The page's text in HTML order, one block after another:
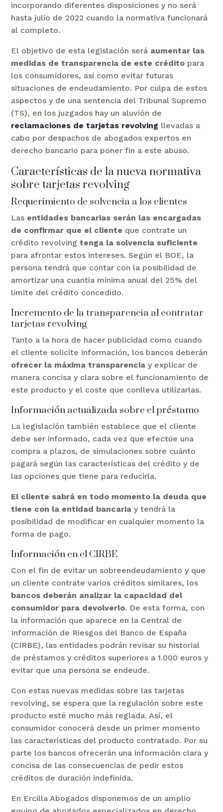
incorporando diferentes disposiciones y no será
hasta julio de 2022 cuando la normativa funcionará
al completo.
El objetivo de esta legislación será aumentar las
medidas de transparencia de este crédito para
los consumidores, así como evitar futuras
situaciones de endeudamiento. Por culpa de estos
aspectos y de una sentencia del Tribunal Supremo
(TS), en los juzgados hay un aluvión de
reclamaciones de tarjetas revolving llevadas a
cabo por despachos de abogados expertos en
derecho bancario para poner fin a este abuso.
Características de la nueva normativa
sobre tarjetas revolving
Requerimiento de solvencia a los clientes
Las entidades bancarias serán las encargadas
de confirmar que el cliente que contrate un
crédito revolvingtenga la solvencia suficiente
para afrontar estos intereses. Según el BOE, la
persona tendrá que contar con la posibilidad de
amortizar una cuantía mínima anual del 25% del
límite del crédito concedido.
Incremento de la transparencia al contratar
tarjetas revolving
Tanto a la hora de hacer publicidad como cuando
el cliente solicite información, los bancos deberán
ofrecer la máxima transparencia y explicar de
manera concisa y clara sobre el funcionamiento de
este producto y el coste que conlleva utilizarlas.
Información actualizada sobre el préstamo
La legislación también establece que el cliente
debe ser informado, cada vez que efectúe una
compra a plazos, de simulaciones sobre cuánto
pagará según las características del crédito y de
las opciones que tiene para reducirla.
El cliente sabrá en todo momento la deuda que
tiene con la entidad bancaria y tendrá la
posibilidad de modificar en cualquier momento la
forma de pago.
Información en el CIRBE
Con el fin de evitar un sobreendeudamiento y que
un cliente contrate varios créditos similares, los
bancos deberán analizar la capacidad del
consumidor para devolverlo. De esta forma, con
la información que aparece en la Central de
Información de Riesgos del Banco de España
(CIRBE), las entidades podrán revisar su historial
de préstamos y créditos superiores a 1.000 euros y
evitar que una persona se endeude.
Con estas nuevas medidas sobre las tarjetas
revolving, se espera que la regulación sobre este
producto esté mucho más reglada. Así, el
consumidor conocerá desde un primer momento
las características del producto contratado. Por su
parte los bancos ofrecerán una información clara y
concisa de las consecuencias de pedir estos
créditos de duración indefinida.
En Ercilla Abogados disponemos de un amplio